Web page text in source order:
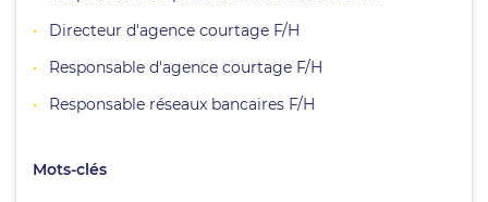
Directeur d'agence courtage F/H
Responsable d'agence courtage F/H
Responsable réseaux bancaires F/H
Mots-clés